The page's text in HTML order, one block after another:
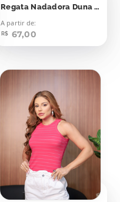
Regata Nadadora Duna Verde Esmeralda Com Off
A partir de:
R$ 67,00